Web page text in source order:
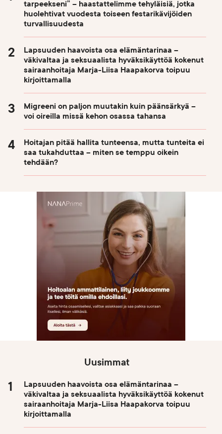
tarpeekseni” – haastattelimme tehyläisiä, jotka
huolehtivat vuodesta toiseen festarikävijöiden
turvallisuudesta
Lapsuuden haavoista osa elämäntarinaa –
väkivaltaa ja seksuaalista hyväksikäyttöä kokenut
sairaanhoitaja Marja-Liisa Haapakorva toipuu
kirjoittamalla
Migreeni on paljon muutakin kuin päänsärkyä –
voi oireilla missä kehon osassa tahansa
Hoitajan pitää hallita tunteensa, mutta tunteita ei
saa tukahduttaa – miten se temppu oikein
tehdään?
Uusimmat
Lapsuuden haavoista osa elämäntarinaa –
väkivaltaa ja seksuaalista hyväksikäyttöä kokenut
sairaanhoitaja Marja-Liisa Haapakorva toipuu
kirjoittamalla